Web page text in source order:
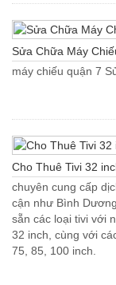
Sửa Chữa Máy
máy chiếu quận 7
Cho Thuê Tivi 32
chuyên cung cấp
cận như Bình
sẵn các loại tivi với
32 inch, cùng với
75, 85, 100 inch.